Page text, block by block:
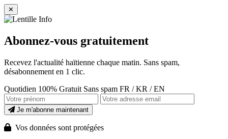
✕
Abonnez-vous gratuitement
Recevez l'actualité haïtienne chaque matin. Sans spam,
désabonnement en 1 clic.
Quotidien 100% Gratuit Sans spam FR / KR / EN
Je m'abonne maintenant
Vos données sont protégées